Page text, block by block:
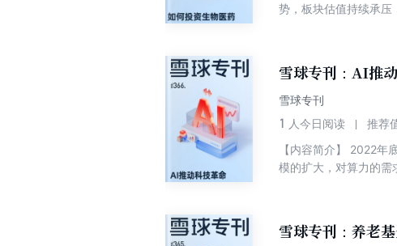
雪球社区每日产生的大
势，板块估值持续承压
领域，我们如何分析其
雪球专刊：AI推
雪球专刊
1 人今日阅读 推荐
【内容简介】 2022
模的扩大，对算力的需求激增，
革命浪潮。 【目录】 关于
雪球专刊：养老